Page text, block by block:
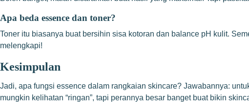
Apa beda essence dan toner?
Toner itu biasanya buat bersihin sisa kotoran dan balance pH kulit.
melengkapi!
Kesimpulan
Jadi, apa fungsi essence dalam rangkaian skincare? Jawabannya:
mungkin kelihatan “ringan”, tapi perannya besar banget buat bikin